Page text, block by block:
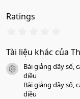
Ratings
0
0
a
Tài liệu khác của
icon tài liệu
Bài giảng dãy số,
diều
Bài giảng dãy số,
diều